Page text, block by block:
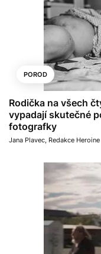
POROD
Rodička na všech
vypadají skutečné
fotografky
Jana Plavec Redakce Heroine